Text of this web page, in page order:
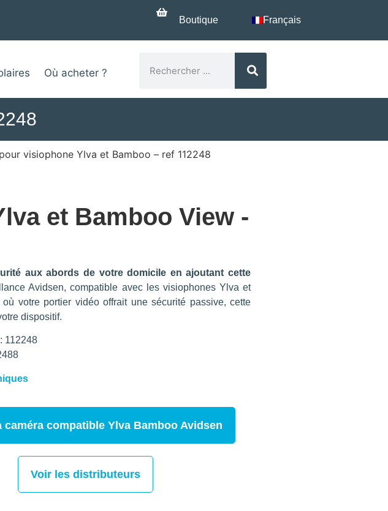
Boutique Français
Où acheter ?
visiophone Ylva et Bamboo – ref 112248
et Bamboo View -
aux abords de votre domicile en ajoutant cette
Avidsen, compatible avec les visiophones Ylva et
votre portier vidéo offrait une sécurité passive, cette
dispositif.
112248
caméra compatible Ylva Bamboo Avidsen
Voir les distributeurs